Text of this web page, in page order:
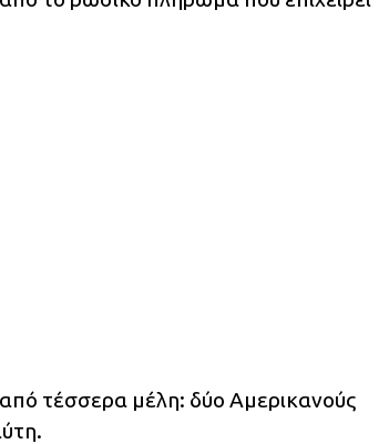
τέσσερα μέλη: δύο Αμερικανούς